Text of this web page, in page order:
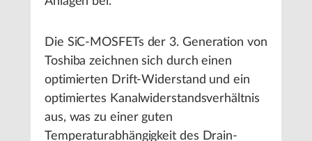
Die SiC-MOSFETs der 3. Generation von
Toshiba zeichnen sich durch einen
optimierten Drift-Widerstand und ein
optimiertes Kanalwiderstandsverhältnis
aus, was zu einer guten
Temperaturabhängigkeit des Drain-